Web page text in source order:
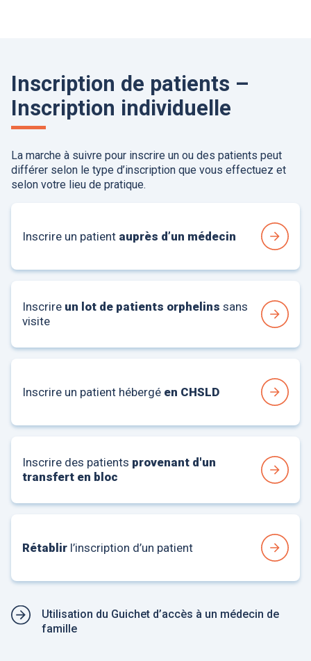
Inscription de patients –
Inscription individuelle
La marche à suivre pour inscrire un ou des patients peut
différer selon le type d’inscription que vous effectuez et
selon votre lieu de pratique.
Inscrire un patient auprès d’un médecin
Inscrire un lot de patients orphelins sans
visite
Inscrire un patient hébergé en CHSLD
Inscrire des patients provenant d'un
transfert en bloc
Rétablir l’inscription d’un patient
Utilisation du Guichet d’accès à un médecin de
famille